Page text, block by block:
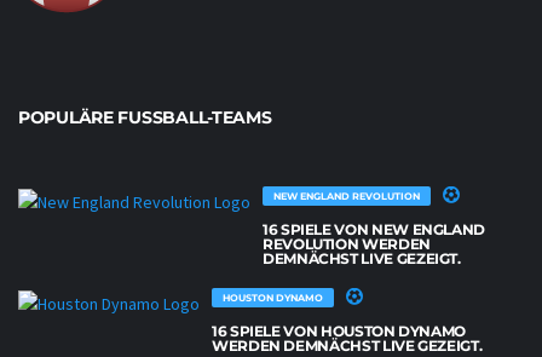
POPULÄRE FUSSBALL-TEAMS
NEW ENGLAND REVOLUTION
16 SPIELE VON NEW ENGLAND
REVOLUTION WERDEN
DEMNÄCHST LIVE GEZEIGT.
HOUSTON DYNAMO
16 SPIELE VON HOUSTON DYNAMO
WERDEN DEMNÄCHST LIVE GEZEIGT.